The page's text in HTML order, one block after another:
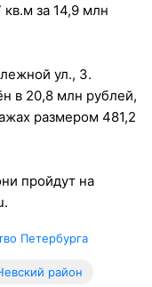
кв.м за 14,9 млн
ул., 3.
в 20,8 млн рублей,
размером 481,2
пройдут на
Петербурга
район